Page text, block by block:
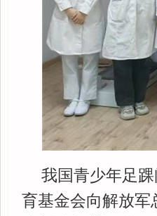
我国青少年足
育基金会向解放军